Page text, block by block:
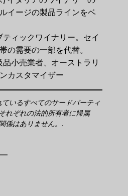
イージの製品ラインをベ
ィックワイナリー。セイ
の需要の一部を代替。
品小売業者、オーストラリ
カスタマイザー
いるすべてのサードパーティ
れぞれの法的所有者に帰属
係はありません。.